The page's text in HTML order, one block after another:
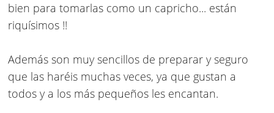
bien para tomarlas como un capricho... están
riquísimos !!
Además son muy sencillos de preparar y seguro
que las haréis muchas veces, ya que gustan a
todos y a los más pequeños les encantan.